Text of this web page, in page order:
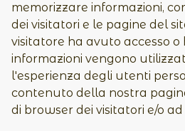
memorizzare informazioni,
dei visitatori e le pagine del
visitatore ha avuto accesso o
informazioni vengono
l'esperienza degli utenti
contenuto della nostra
di browser dei visitatori e/o